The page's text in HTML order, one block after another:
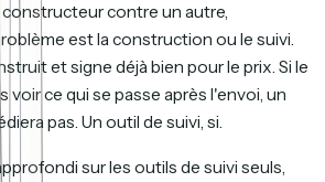
contre un autre,
est la construction ou le suivi.
et signe déjà bien pour le prix. Si le
voir ce qui se passe après l'envoi, un
pas. Un outil de suivi, si.
sur les outils de suivi seuls,